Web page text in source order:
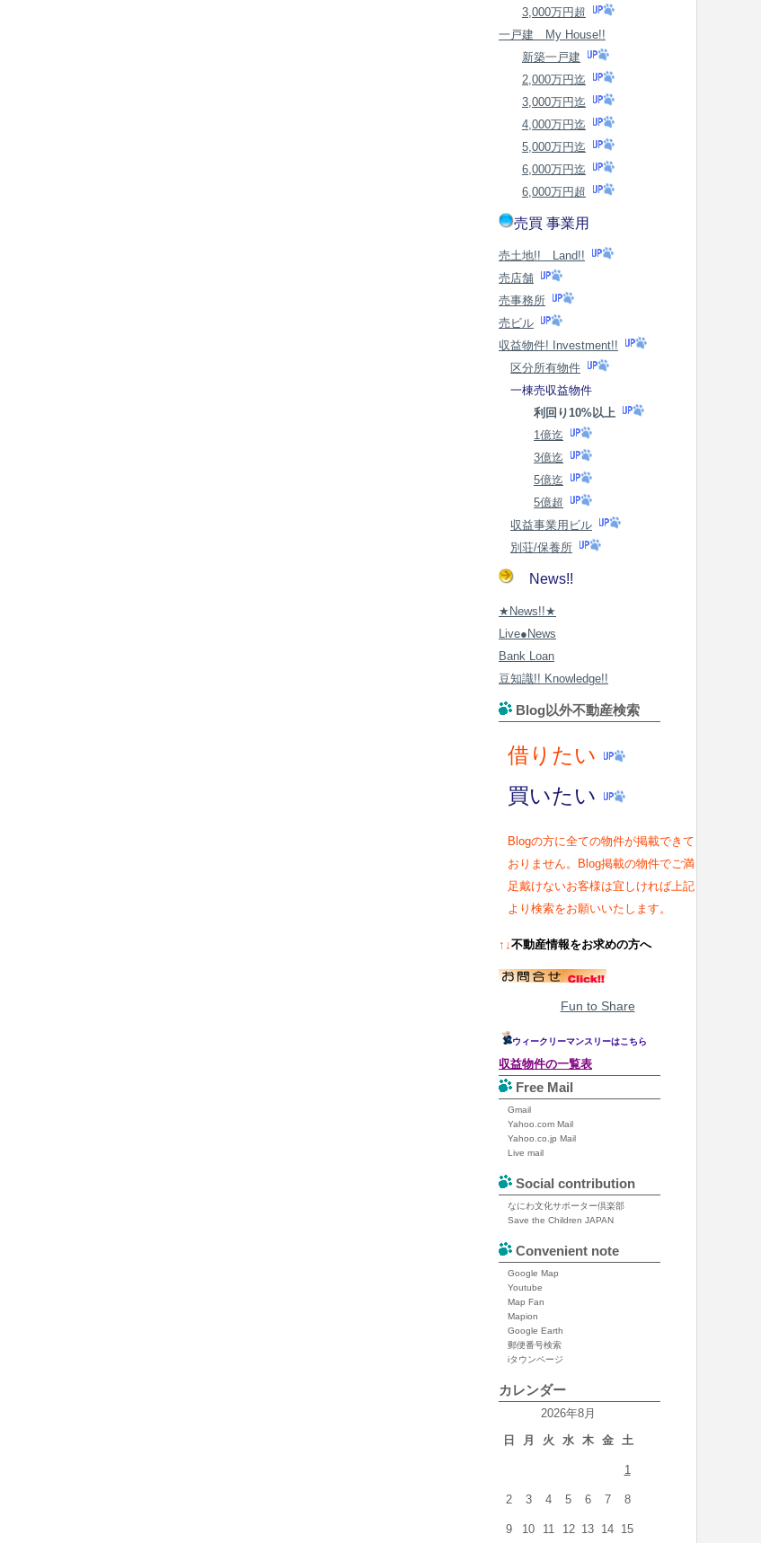
3,000万円超
一戸建 My House!!
新築一戸建
2,000万円迄
3,000万円迄
4,000万円迄
5,000万円迄
6,000万円迄
6,000万円超
売買 事業用
売土地!! Land!!
売店舗
売事務所
売ビル
収益物件! Investment!!
区分所有物件
一棟売収益物件
利回り10%以上
1億迄
3億迄
5億迄
5億超
収益事業用ビル
別荘/保養所
News!!
★News!!★
Live●News
Bank Loan
豆知識!! Knowledge!!
Blog以外不動産検索
借りたい
買いたい
Blogの方に全ての物件が掲載できて
おりません。Blog掲載の物件でご満
足戴けないお客様は宜しければ上記
より検索をお願いいたします。
↑↓不動産情報をお求めの方へ
Fun to Share
ウィークリーマンスリーはこちら
収益物件の一覧表
Free Mail
Gmail
Yahoo.com Mail
Yahoo.co.jp Mail
Live mail
Social contribution
なにわ文化サポーター倶楽部
Save the Children JAPAN
Convenient note
Google Map
Youtube
Map Fan
Mapion
Google Earth
郵便番号検索
iタウンページ
カレンダー
2026年8月
日
月 火 水 木 金 土
1
2 3 4 5 6 7 8
9 10 11 12 13 14 15